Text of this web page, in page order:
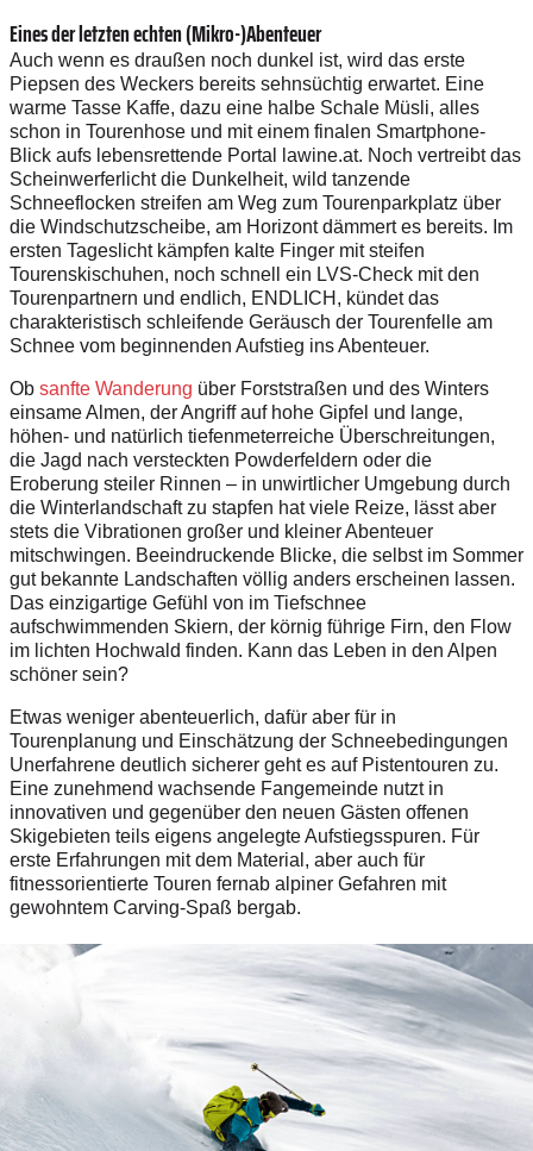
Eines der letzten echten (Mikro-)Abenteuer
Auch wenn es draußen noch dunkel ist, wird das erste
Piepsen des Weckers bereits sehnsüchtig erwartet. Eine
warme Tasse Kaffe, dazu eine halbe Schale Müsli, alles
schon in Tourenhose und mit einem finalen Smartphone-
Blick aufs lebensrettende Portal lawine.at. Noch vertreibt das
Scheinwerferlicht die Dunkelheit, wild tanzende
Schneeflocken streifen am Weg zum Tourenparkplatz über
die Windschutzscheibe, am Horizont dämmert es bereits. Im
ersten Tageslicht kämpfen kalte Finger mit steifen
Tourenskischuhen, noch schnell ein LVS-Check mit den
Tourenpartnern und endlich, ENDLICH, kündet das
charakteristisch schleifende Geräusch der Tourenfelle am
Schnee vom beginnenden Aufstieg ins Abenteuer.
Ob sanfte Wanderung über Forststraßen und des Winters
einsame Almen, der Angriff auf hohe Gipfel und lange,
höhen- und natürlich tiefenmeterreiche Überschreitungen,
die Jagd nach versteckten Powderfeldern oder die
Eroberung steiler Rinnen – in unwirtlicher Umgebung durch
die Winterlandschaft zu stapfen hat viele Reize, lässt aber
stets die Vibrationen großer und kleiner Abenteuer
mitschwingen. Beeindruckende Blicke, die selbst im Sommer
gut bekannte Landschaften völlig anders erscheinen lassen.
Das einzigartige Gefühl von im Tiefschnee
aufschwimmenden Skiern, der körnig führige Firn, den Flow
im lichten Hochwald finden. Kann das Leben in den Alpen
schöner sein?
Etwas weniger abenteuerlich, dafür aber für in
Tourenplanung und Einschätzung der Schneebedingungen
Unerfahrene deutlich sicherer geht es auf Pistentouren zu.
Eine zunehmend wachsende Fangemeinde nutzt in
innovativen und gegenüber den neuen Gästen offenen
Skigebieten teils eigens angelegte Aufstiegsspuren. Für
erste Erfahrungen mit dem Material, aber auch für
fitnessorientierte Touren fernab alpiner Gefahren mit
gewohntem Carving-Spaß bergab.